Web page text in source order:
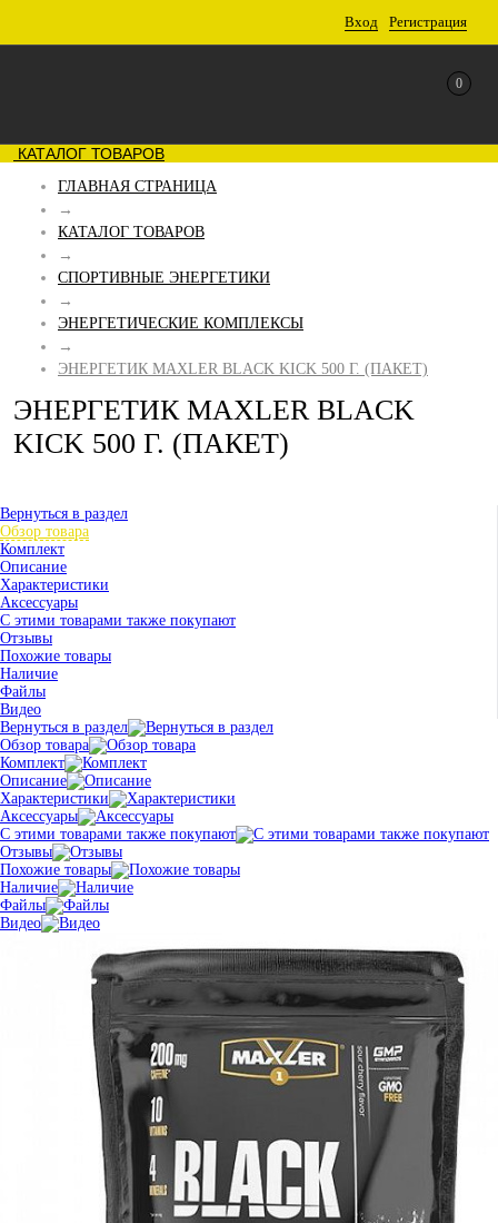
Вход Регистрация
0
КАТАЛОГ ТОВАРОВ
ГЛАВНАЯ СТРАНИЦА
→
КАТАЛОГ ТОВАРОВ
→
СПОРТИВНЫЕ ЭНЕРГЕТИКИ
→
ЭНЕРГЕТИЧЕСКИЕ КОМПЛЕКСЫ
→
ЭНЕРГЕТИК MAXLER BLACK KICK 500 Г. (ПАКЕТ)
ЭНЕРГЕТИК MAXLER BLACK
KICK 500 Г. (ПАКЕТ)
Вернуться в раздел
Обзор товара
Комплект
Описание
Характеристики
Аксессуары
С этими товарами также покупают
Отзывы
Похожие товары
Наличие
Файлы
Видео
Вернуться в раздел
Обзор товара
Комплект
Описание
Характеристики
Аксессуары
С этими товарами также покупают
Отзывы
Похожие товары
Наличие
Файлы
Видео